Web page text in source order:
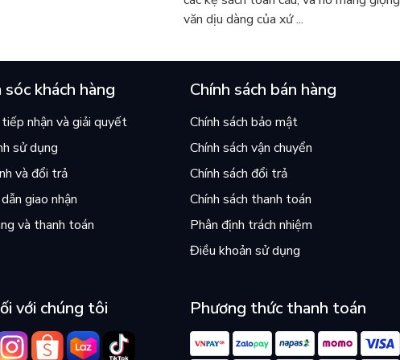
xã hội phong kiến thối nát, nơi đồng tiền có thể đổi
đạt tới trình độ cổ điển mẫu mực. Ngôn ngữ trong truyện
dân, tạo nên những câu thơ "nhả ngọc phun châu".
hình mà còn đi sâu vào thế giới nội tâm tinh tế, sống
bỉ qua hàng thế kỷ.
sách gối đầu giường của nhiều thế hệ người Việt. Tác
lời Nguyễn Du đã đúc kết:
chữ tài."
Trọng Kim, NXB Văn học.
văn dịu dàng của xứ ...
sóc khách hàng
nhận và giải quyết
sử dụng
và đổi trả
giao nhận
và thanh toán
Chính sách bán hàng
Chính sách bảo mật
Chính sách vận chuyển
Chính sách đổi trả
Chính sách thanh toán
Phân định trách nhiệm
Điều khoản sử dụng
với chúng tôi Phương thức thanh toán